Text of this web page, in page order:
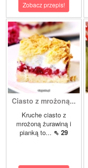
Zobacz przepis!
Ciasto z mrożoną...
Kruche ciasto z
mrożoną żurawiną i
pianką to... ⇖ 29